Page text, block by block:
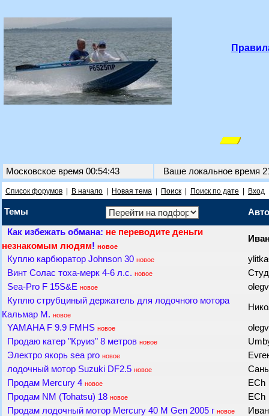
Московское время 00:54:43 Ваше локальное время
Список форумов В начало Новая тема Поиск Поиск по дате Вход
Темы
Как избежать обмана: не переводите деньги
незнакомым людям! новое
Куплю карбюратор Johnson 30 новое
Винт Солас тоха-мерк 4-6 л.с. новое
Sea-Pro F 15S&E новое
Куплю струбциный держатель для лодочного мотора
Кальмар М. новое
YAMAHA F 9.9 FMHS новое
Продаю катер "Круиз" 8 метров новое
Электро якорь sea pro новое
лодочный мотор Suzuki DF2.5 новое
Продам Mercury 4 новое
ECh
Продам NM (Tohatsu) 18 новое
ECh
Продам лодочный мотор Mercury 40 M Gen 2005 г новое